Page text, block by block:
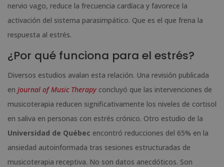
nervio vago, reduce la frecuencia cardíaca y favorece la
activación del sistema parasimpático. Que es el que frena la
respuesta al estrés.
¿Por qué funciona para el estrés?
Diversos estudios avalan esta relación. Una revisión publicada
en Journal of Music Therapy concluyó que las intervenciones de
musicoterapia reducen significativamente los niveles de cortisol
en saliva en personas con estrés crónico. Otro estudio de la
Universidad de Québec encontró reducciones del 65% en la
ansiedad autoinformada tras sesiones estructuradas de
musicoterapia receptiva. No son datos anecdóticos. Son